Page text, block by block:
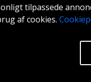
tilpassede
af cookies.
VÆRKTØJ